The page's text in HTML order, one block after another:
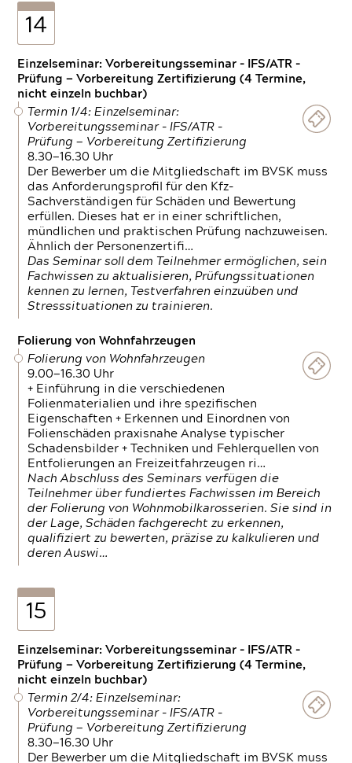
14
Einzelseminar: Vorbereitungsseminar - IFS/ATR -
Prüfung — Vorbereitung Zertifizierung (4 Termine,
nicht einzeln buchbar)
Termin 1/4: Einzelseminar:
Vorbereitungsseminar - IFS/ATR -
Prüfung — Vorbereitung Zertifizierung
8.30—16.30 Uhr
Der Bewerber um die Mitgliedschaft im BVSK muss
das Anforderungsprofil für den Kfz-
Sachverständigen für Schäden und Bewertung
erfüllen. Dieses hat er in einer schriftlichen,
mündlichen und praktischen Prüfung nachzuweisen.
Ähnlich der Personenzertifi…
Das Seminar soll dem Teilnehmer ermöglichen, sein
Fachwissen zu aktualisieren, Prüfungssituationen
kennen zu lernen, Testverfahren einzuüben und
Stresssituationen zu trainieren.
Folierung von Wohnfahrzeugen
Folierung von Wohnfahrzeugen
9.00—16.30 Uhr
+ Einführung in die verschiedenen
Folienmaterialien und ihre spezifischen
Eigenschaften + Erkennen und Einordnen von
Folienschäden praxisnahe Analyse typischer
Schadensbilder + Techniken und Fehlerquellen von
Entfolierungen an Freizeitfahrzeugen ri…
Nach Abschluss des Seminars verfügen die
Teilnehmer über fundiertes Fachwissen im Bereich
der Folierung von Wohnmobilkarosserien. Sie sind in
der Lage, Schäden fachgerecht zu erkennen,
qualifiziert zu bewerten, präzise zu kalkulieren und
deren Auswi…
15
Einzelseminar: Vorbereitungsseminar - IFS/ATR -
Prüfung — Vorbereitung Zertifizierung (4 Termine,
nicht einzeln buchbar)
Termin 2/4: Einzelseminar:
Vorbereitungsseminar - IFS/ATR -
Prüfung — Vorbereitung Zertifizierung
8.30—16.30 Uhr
Der Bewerber um die Mitgliedschaft im BVSK muss